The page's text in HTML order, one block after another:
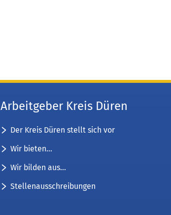
Arbeitgeber Kreis Düren
Der Kreis Düren stellt sich vor
Wir bieten...
Wir bilden aus...
Stellenausschreibungen